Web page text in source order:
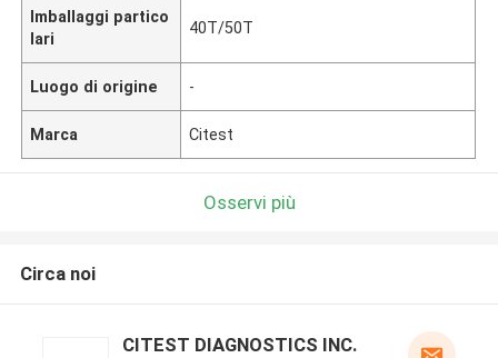
Imballaggi partico
lari
40T/50T
Luogo di origine -
Marca Citest
Osservi più
Circa noi
CITEST DIAGNOSTICS INC.